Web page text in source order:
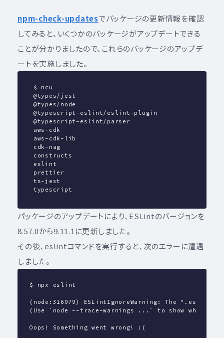
npm-check-updatesでパッケージの更新情報を確認
してみると、いくつかのパッケージがアップデートできる
ことが分かりましたので、これらのパッケージのアップデ
ートを実施しました。
$ ncu
@types/jest
@types/node
@typescript-eslint/eslint-plugin
@typescript-eslint/parser
aws-cdk
aws-cdk-lib
cdk-nag
constructs
eslint
prettier
ts-jest
typescript
パッケージのアップデートにより、ESLintのバージョンを
8.57.0から9.11.1に更新しました。
その後、eslintコマンドを実行すると、次のエラーに遭遇
しました。
$ npx eslint
(node:316979) ESLintIgnoreWarning: The
(Use `node --trace-warnings ...` to show where the
Oops! Something went wrong! :(